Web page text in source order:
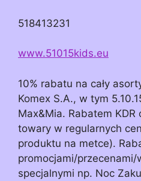
518413231
www.51015kids.eu
10% rabatu na cały
Komex S.A., w tym
Max&Mia. Rabatem KDR
towary w regularnych
produktu na metce).
promocjami/
specjalnymi np. Noc